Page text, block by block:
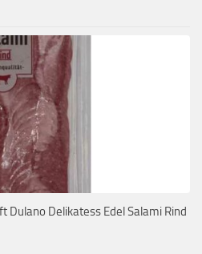
Dulano Delikatess Edel Salami Rind